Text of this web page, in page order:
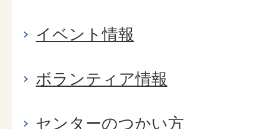
イベント情報
ボランティア情報
センターのつかい方